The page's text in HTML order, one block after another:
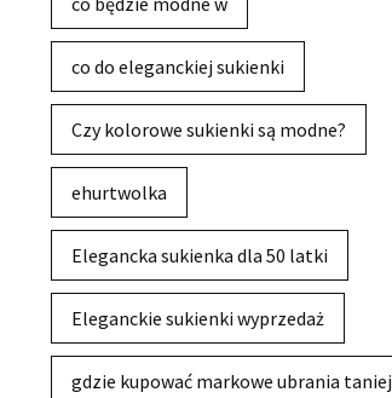
co do eleganckiej sukienki
Czy kolorowe sukienki są modne?
ehurtwolka
Elegancka sukienka dla 50 latki
Eleganckie sukienki wyprzedaż
gdzie kupować markowe ubrania taniej